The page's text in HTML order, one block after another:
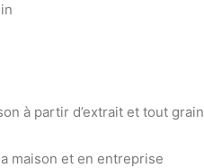
à partir d’extrait et tout grain
maison et en entreprise